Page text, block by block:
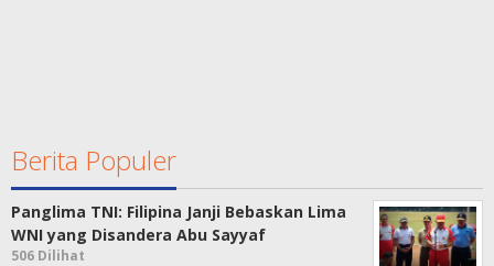
Berita Populer
Panglima TNI: Filipina Janji Bebaskan Lima
WNI yang Disandera Abu Sayyaf
506 Dilihat